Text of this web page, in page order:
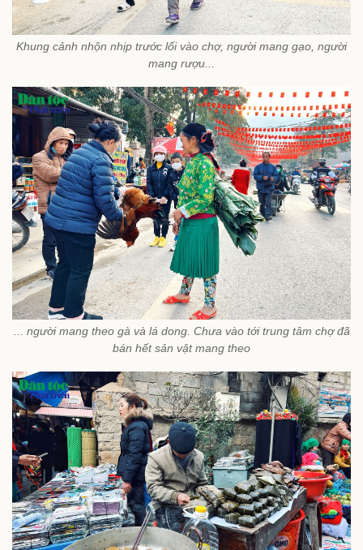
Khung cảnh nhộn nhịp trước lối vào chợ, người mang gạo, người
mang rượu...
... người mang theo gà và lá dong. Chưa vào tới trung tâm chợ đã
bán hết sản vật mang theo